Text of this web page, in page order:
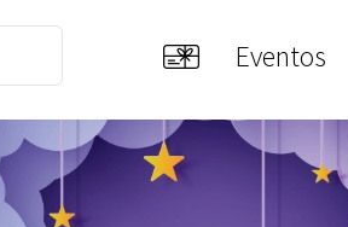
Eventos